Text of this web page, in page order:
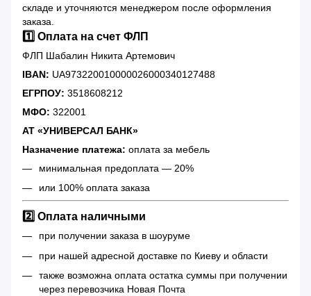
складе и уточняются менеджером после оформления
заказа.
1️⃣ Оплата на счет ФЛП
ФЛП Шабалин Никита Артемович
IBAN: UA973220010000026000340127488
ЕГРПОУ: 3518608212
МФО: 322001
АТ «УНИВЕРСАЛ БАНК»
Назначение платежа: оплата за мебель
минимальная предоплата — 20%
или 100% оплата заказа
2️⃣ Оплата наличными
при получении заказа в шоуруме
при нашей адресной доставке по Киеву и области
также возможна оплата остатка суммы при получении
через перевозчика Новая Почта